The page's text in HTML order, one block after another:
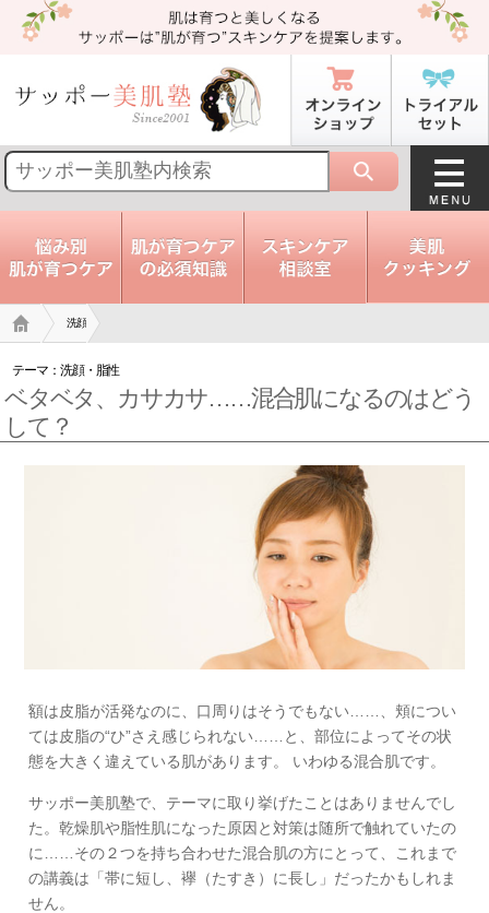
トップ 洗顔
テーマ：洗顔・ 脂性
ベタベタ、カサカサ……混合肌になるのはどう
して？
額は皮脂が活発なのに、口周りはそうでもない……、頬につい
ては皮脂の“ひ”さえ感じられない……と、部位によってその状
態を大きく違えている肌があります。 いわゆる混合肌です。
サッポー美肌塾で、テーマに取り挙げたことはありませんでし
た。乾燥肌や脂性肌になった原因と対策は随所で触れていたの
に……その２つを持ち合わせた混合肌の方にとって、これまで
の講義は「帯に短し、襷（たすき）に長し」だったかもしれま
せん。